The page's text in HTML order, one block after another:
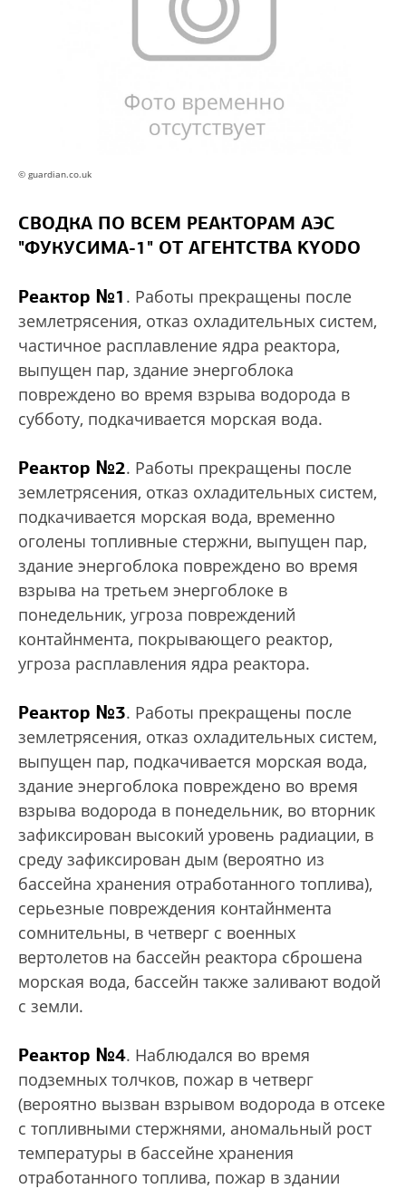
© guardian.co.uk
СВОДКА ПО ВСЕМ РЕАКТОРАМ АЭС
"ФУКУСИМА-1" ОТ АГЕНТСТВА KYODO
Реактор №1 . Работы прекращены после
землетрясения, отказ охладительных систем,
частичное расплавление ядра реактора,
выпущен пар, здание энергоблока
повреждено во время взрыва водорода в
субботу, подкачивается морская вода.
Реактор №2. Работы прекращены после
землетрясения, отказ охладительных систем,
подкачивается морская вода, временно
оголены топливные стержни, выпущен пар,
здание энергоблока повреждено во время
взрыва на третьем энергоблоке в
понедельник, угроза повреждений
контайнмента, покрывающего реактор,
угроза расплавления ядра реактора.
Реактор №3. Работы прекращены после
землетрясения, отказ охладительных систем,
выпущен пар, подкачивается морская вода,
здание энергоблока повреждено во время
взрыва водорода в понедельник, во вторник
зафиксирован высокий уровень радиации, в
среду зафиксирован дым (вероятно из
бассейна хранения отработанного топлива),
серьезные повреждения контайнмента
сомнительны, в четверг с военных
вертолетов на бассейн реактора сброшена
морская вода, бассейн также заливают водой
с земли.
Реактор №4. Наблюдался во время
подземных толчков, пожар в четверг
(вероятно вызван взрывом водорода в отсеке
с топливными стержнями, аномальный рост
температуры в бассейне хранения
отработанного топлива, пожар в здании